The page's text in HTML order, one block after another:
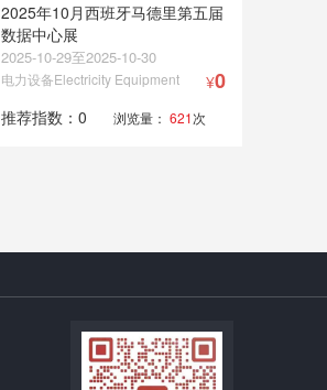
2025年10月西班牙马德里第五届
数据中心展
2025-10-29至2025-10-30
电力设备Electricity Equipment ¥0
推荐指数：0 浏览量： 621次